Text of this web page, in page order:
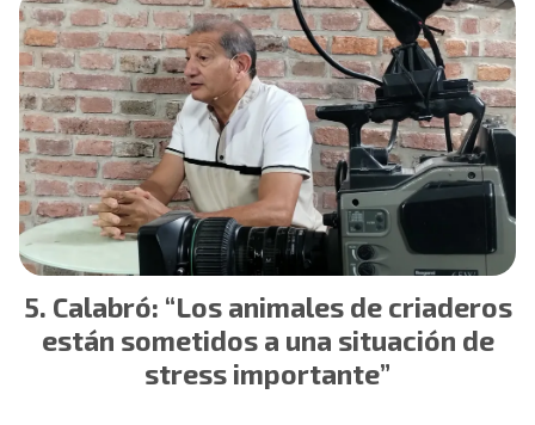
Calabró: “Los animales de criaderos
están sometidos a una situación de
stress importante”